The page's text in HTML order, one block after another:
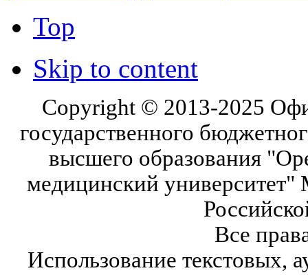
Top
Skip to content
Copyright © 2013-2025
государственного
высшего образования
медицинский университет"
Все
Использование текстовых,